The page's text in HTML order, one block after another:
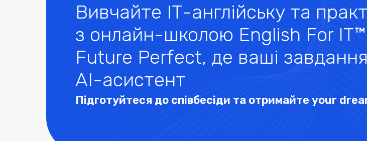
Вивчайте ІТ-англійську та
з онлайн-школою English For
Future Perfect, де ваші
AI-асистент
Підготуйтеся до співбесіди та отримайте your